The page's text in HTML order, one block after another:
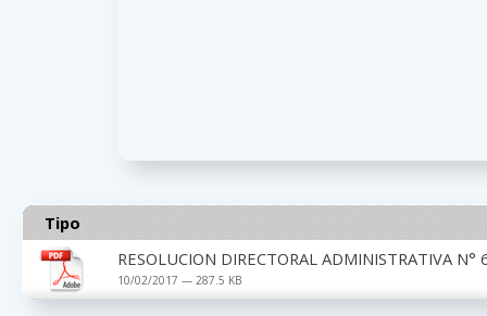
Tipo
RESOLUCION DIRECTORAL ADMINISTRATIVA N°
10/02/2017 — 287.5 KB